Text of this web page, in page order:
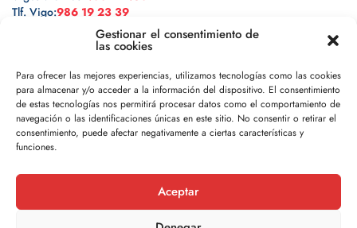
Gestionar el consentimiento de
las cookies
Para ofrecer las mejores experiencias, utilizamos tecnologías como las cookies
para almacenar y/o acceder a la información del dispositivo. El consentimiento
de estas tecnologías nos permitirá procesar datos como el comportamiento de
navegación o las identificaciones únicas en este sitio. No consentir o retirar el
consentimiento, puede afectar negativamente a ciertas características y
funciones.
Aceptar
Tlf. Vigo:986 19 23 39
Legal
Política de privacidad